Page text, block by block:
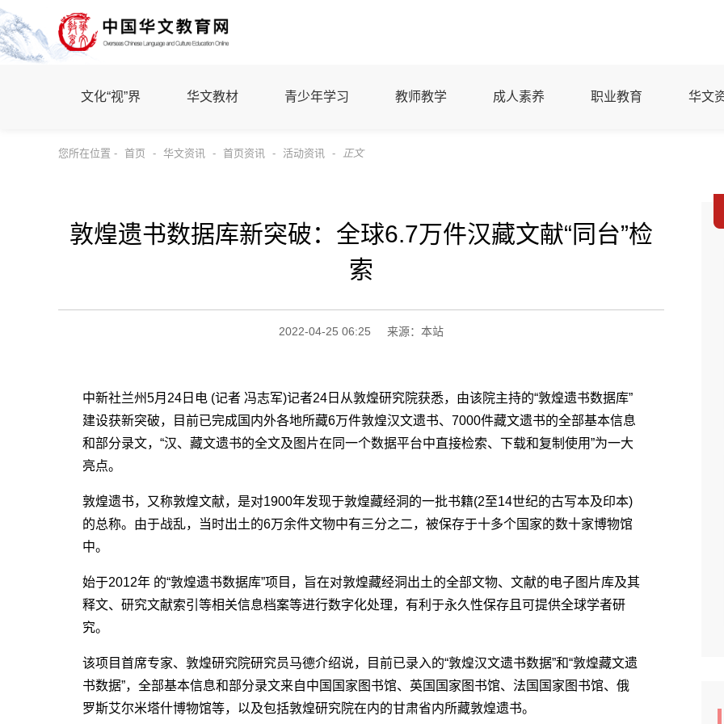
文化“视”界 华文教材 青少年学习 教师教学 成人素养 职业教育 华文
您所在位置 - 首页 - 华文资讯 - 首页资讯 - 活动资讯 - 正文
敦煌遗书数据库新突破：全球6.7万件汉藏文献“同台”检
索
2022-04-25 06:25 来源：本站
中新社兰州5月24日电 (记者 冯志军)记者24日从敦煌研究院获悉，由该院主持的“敦煌遗书数据库”
建设获新突破，目前已完成国内外各地所藏6万件敦煌汉文遗书、7000件藏文遗书的全部基本信息
和部分录文，“汉、藏文遗书的全文及图片在同一个数据平台中直接检索、下载和复制使用”为一大
亮点。
敦煌遗书，又称敦煌文献，是对1900年发现于敦煌藏经洞的一批书籍(2至14世纪的古写本及印本)
的总称。由于战乱，当时出土的6万余件文物中有三分之二，被保存于十多个国家的数十家博物馆
中。
始于2012年 的“敦煌遗书数据库”项目，旨在对敦煌藏经洞出土的全部文物、文献的电子图片库及其
释文、研究文献索引等相关信息档案等进行数字化处理，有利于永久性保存且可提供全球学者研
究。
该项目首席专家、敦煌研究院研究员马德介绍说，目前已录入的“敦煌汉文遗书数据”和“敦煌藏文遗
书数据”，全部基本信息和部分录文来自中国国家图书馆、英国国家图书馆、法国国家图书馆、俄
罗斯艾尔米塔什博物馆等，以及包括敦煌研究院在内的甘肃省内所藏敦煌遗书。